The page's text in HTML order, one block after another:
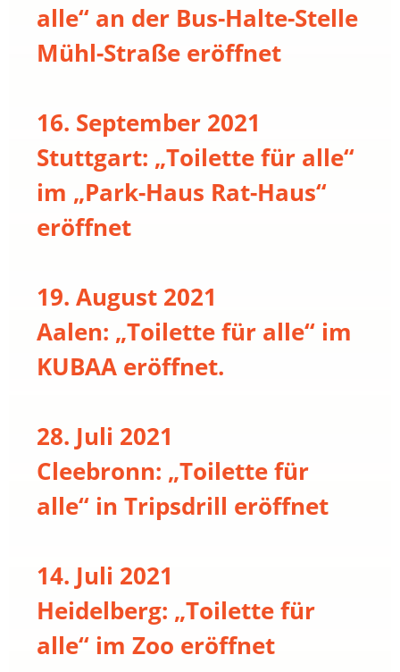
alle“ an der Bus-Halte-Stelle
Mühl-Straße eröffnet
16. September 2021
Stuttgart: „Toilette für alle“
im „Park-Haus Rat-Haus“
eröffnet
19. August 2021
Aalen: „Toilette für alle“ im
KUBAA eröffnet.
28. Juli 2021
Cleebronn: „Toilette für
alle“ in Tripsdrill eröffnet
14. Juli 2021
Heidelberg: „Toilette für
alle“ im Zoo eröffnet